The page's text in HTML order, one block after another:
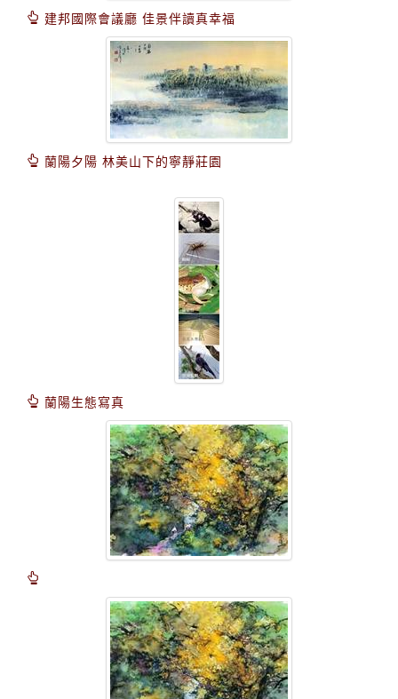
建邦國際會議廳 佳景伴讀真幸福
蘭陽夕陽 林美山下的寧靜莊園
蘭陽生態寫真